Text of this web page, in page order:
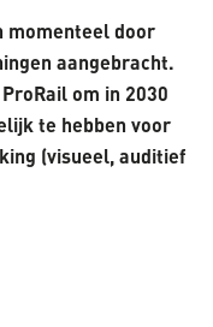
momenteel door
aangebracht.
om in 2030
te hebben voor
(visueel, auditief